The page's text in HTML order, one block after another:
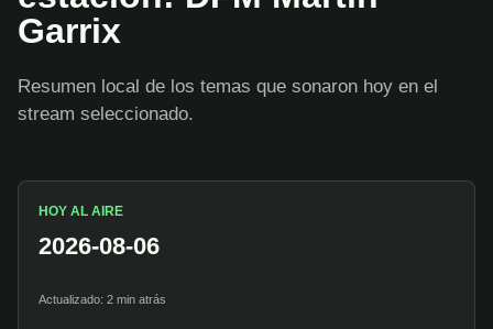
Garrix
Resumen local de los temas que sonaron hoy en el
stream seleccionado.
HOY AL AIRE
2026-08-06
Actualizado: 2 min atrás